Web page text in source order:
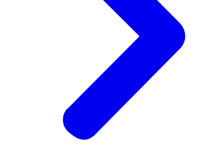
zie je beelden van het
stemproces gedurende dag.